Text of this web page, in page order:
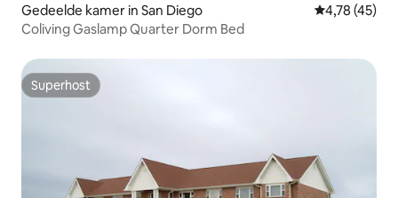
Gedeelde kamer in San Diego Gemiddelde
4,78 (45)
Coliving Gaslamp Quarter Dorm Bed
Superhost
Superhost